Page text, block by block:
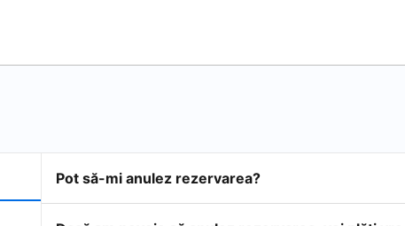
Pot să-mi anulez rezervarea?